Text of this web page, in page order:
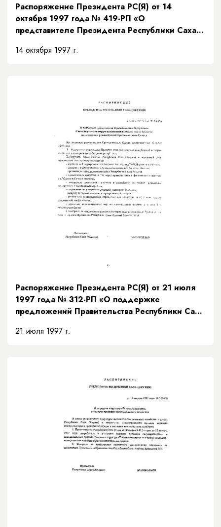
Распоряжение Президента РС(Я) от 14
октября 1997 года № 419-РП «О
представителе Президента Республики Саха
14 октября 1997 г.
Распоряжение Президента РС(Я) от 21 июля
1997 года № 312-РП «О поддержке
предложений Правительства Республики Саха
бюджета на основании рекомендаций
21 июля 1997 г.